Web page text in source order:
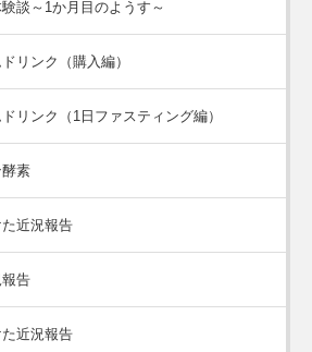
談～1か月目のようす～
リンク（購入編）
リンク（1日ファスティング編）
素
近況報告
告
近況報告